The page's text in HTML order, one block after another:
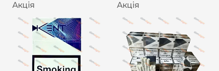
Акція Акція